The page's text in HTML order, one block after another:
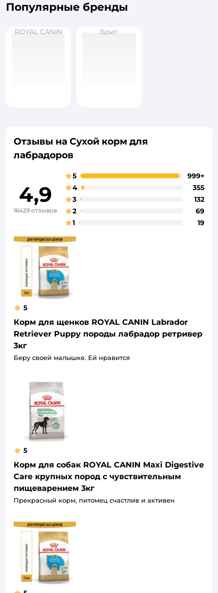
Популярные бренды
ROYAL CANIN Брит
Отзывы на Сухой корм для
лабрадоров
4,9
16429 отзывов
5
999+
4
355
3
132
2
69
1
19
5
Корм для щенков ROYAL CANIN Labrador
Retriever Puppy породы лабрадор ретривер
3кг
Беру своей малышке. Ей нравится
5
Корм для собак ROYAL CANIN Maxi Digestive
Care крупных пород с чувствительным
пищеварением 3кг
Прекрасный корм, питомец счастлив и активен